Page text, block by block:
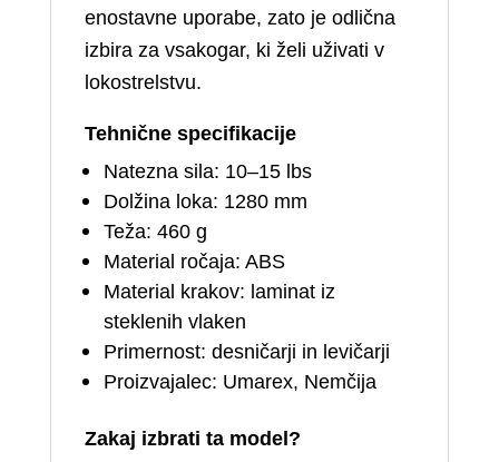
enostavne uporabe, zato je odlična
izbira za vsakogar, ki želi uživati v
lokostrelstvu.
Tehnične specifikacije
Natezna sila: 10–15 lbs
Dolžina loka: 1280 mm
Teža: 460 g
Material ročaja: ABS
Material krakov: laminat iz
steklenih vlaken
Primernost: desničarji in levičarji
Proizvajalec: Umarex, Nemčija
Zakaj izbrati ta model?